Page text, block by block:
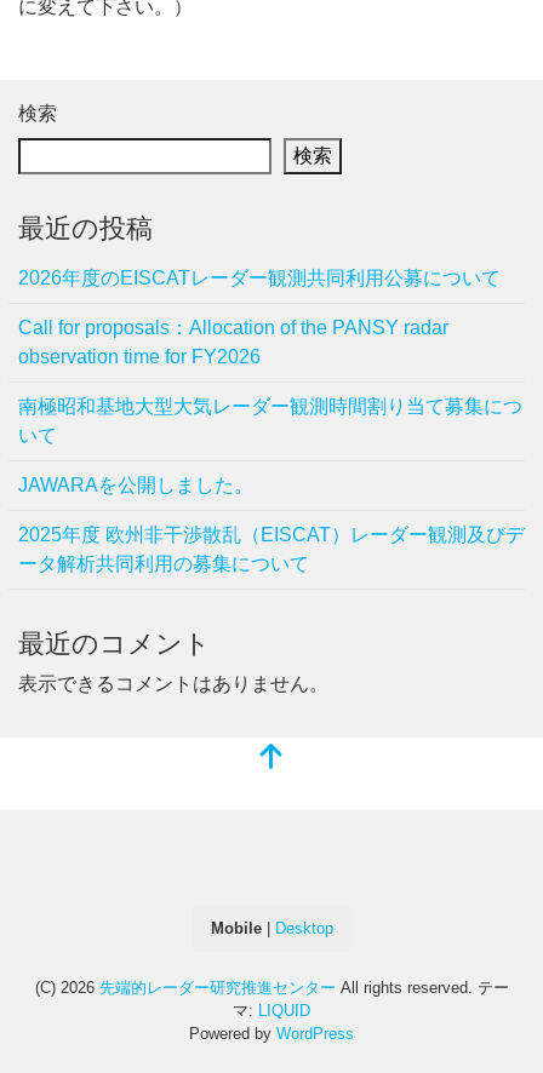
に変えて下さい。）
検索
検索
最近の投稿
2026年度のEISCATレーダー観測共同利用公募について
Call for proposals：Allocation of the PANSY radar
observation time for FY2026
南極昭和基地大型大気レーダー観測時間割り当て募集につ
いて
JAWARAを公開しました。
2025年度 欧州非干渉散乱（EISCAT）レーダー観測及びデ
ータ解析共同利用の募集について
最近のコメント
表示できるコメントはありません。
Mobile| Desktop
(C) 2026 先端的レーダー研究推進センター All rights reserved. テー
マ: LIQUID
Powered by WordPress